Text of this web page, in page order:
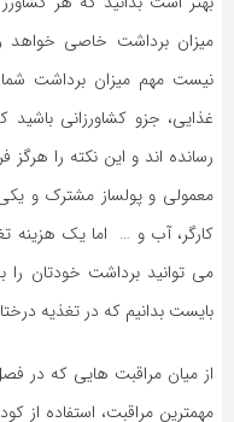
میزان برداشت خاصی
نیست مهم میزان برداشت
غذایی، جزو کشاورزانی
رسانده اند و این نکته را
معمولی و پولساز مشترک و
کارگر، آب و … اما یک هزینه
می توانید برداشت خودتان را
بایست بدانیم که در تغذیه
از میان مراقبت هایی که در
مهمترین مراقبت، استفاده از